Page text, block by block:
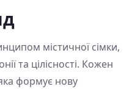
містичної сімки,
та цілісності. Кожен
формує нову